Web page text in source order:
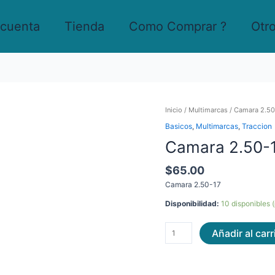
Tienda Como Comprar ?
Inicio / Multimarcas / Camara
Basicos, Multimarcas,Traccion
Camara 2.50-
$65.00
Camara 2.50-17
Disponibilidad: 10 disponibles
Camara
2.50-
cantidad
Añadir al